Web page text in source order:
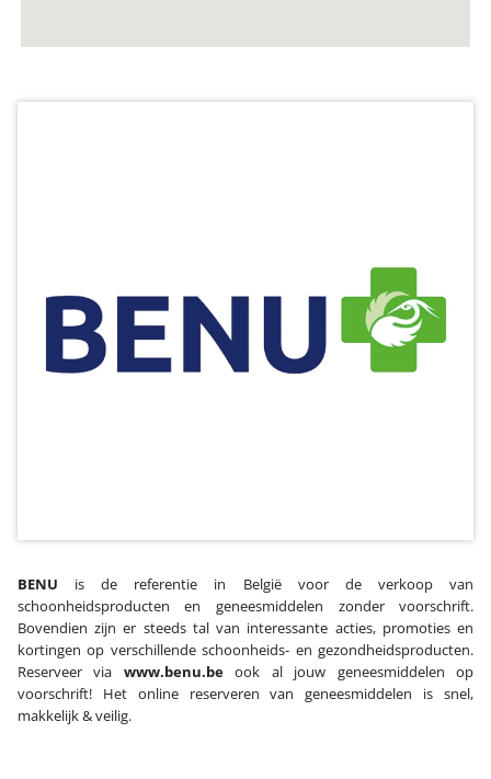
BENU is de referentie in België voor de verkoop van
schoonheidsproducten en geneesmiddelen zonder voorschrift.
Bovendien zijn er steeds tal van interessante acties, promoties en
kortingen op verschillende schoonheids- en gezondheidsproducten.
Reserveer via www.benu.beook al jouw geneesmiddelen op
voorschrift! Het online reserveren van geneesmiddelen is snel,
makkelijk & veilig.